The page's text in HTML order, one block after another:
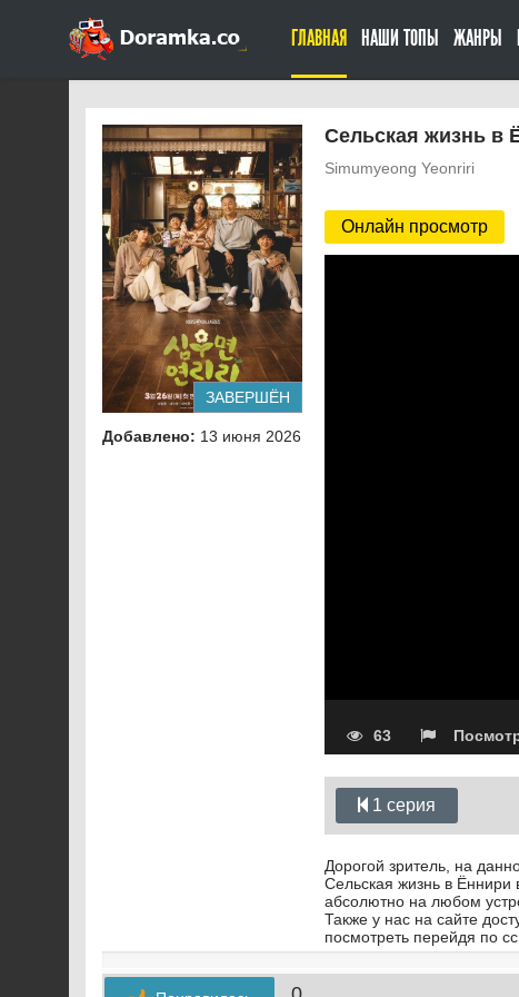
ГЛАВНАЯ НАШИ ТОПЫ ЖАНРЫ
Сельская жизнь в
Simumyeong Yeonriri
Онлайн просмотр
63
1 серия
Дорогой зритель, на
Сельская жизнь в Ëннири
абсолютно на любом
Также у нас на сайте
посмотреть перейдя по
ЗАВЕРШЁН
Добавлено: 13 июня 2026